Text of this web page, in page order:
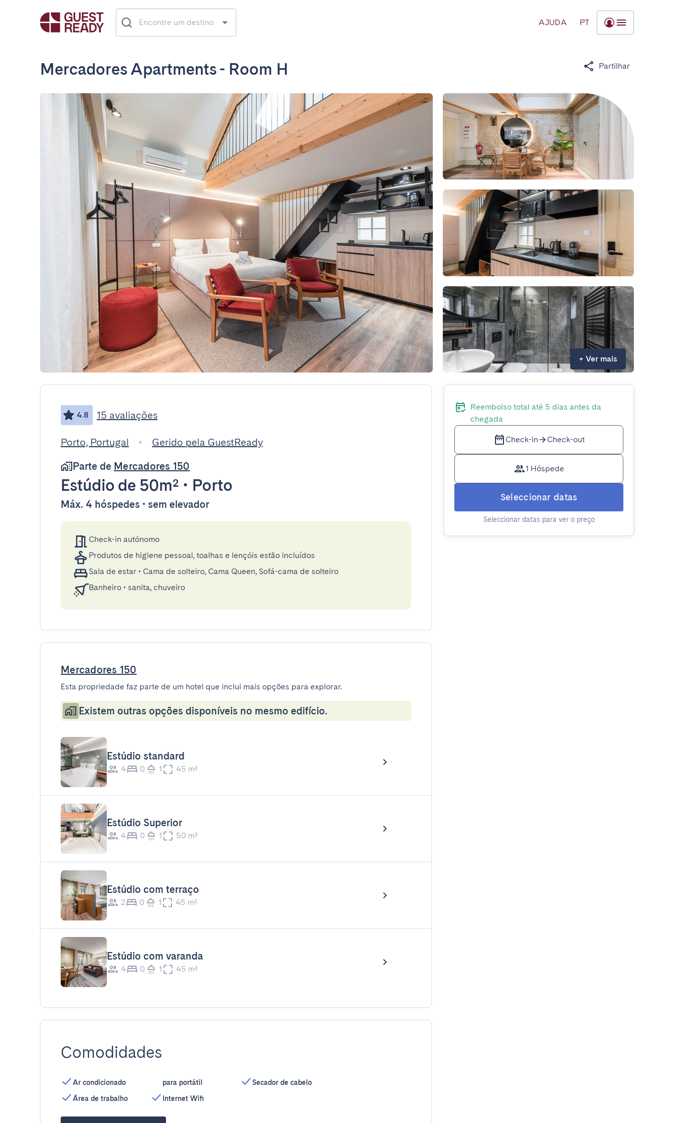
AJUDA PT
Mercadores Apartments - Room H Partilhar
+ Ver mais
4.8 15 avaliações
Porto, Portugal
Gerido pela GuestReady
Parte de Mercadores 150
Estúdio de 50m² • Porto
Máx. 4 hóspedes • sem elevador
Check-in autónomo
Produtos de higiene pessoal, toalhas e lençóis estão incluídos
Sala de estar • Cama de solteiro, Cama Queen, Sofá-cama de solteiro
Banheiro • sanita, chuveiro
Mercadores 150
Esta propriedade faz parte de um hotel que inclui mais opções para explorar.
Existem outras opções disponíveis no mesmo edifício.
Estúdio standard
4 0 1 45 m²
Estúdio Superior
4 0 1 50 m²
Estúdio com terraço
2 0 1 45 m²
Estúdio com varanda
4 0 1 45 m²
Comodidades
Ar condicionado
Área de trabalho
para portátil
Internet Wifi
Secador de cabelo
Reembolso total até 5 dias antes da
chegada
Check-in Check-out
1 Hóspede
Seleccionar datas
Seleccionar datas para ver o preço